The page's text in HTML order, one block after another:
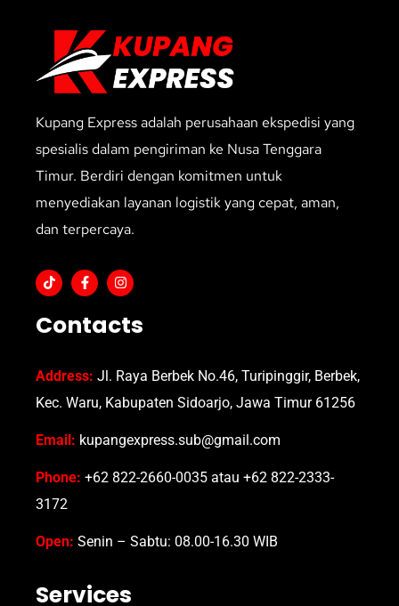
Kupang Express adalah perusahaan ekspedisi yang
spesialis dalam pengiriman ke Nusa Tenggara
Timur. Berdiri dengan komitmen untuk
menyediakan layanan logistik yang cepat, aman,
dan terpercaya.
Contacts
Address: Jl. Raya Berbek No.46, Turipinggir, Berbek,
Kec. Waru, Kabupaten Sidoarjo, Jawa Timur 61256
Email: kupangexpress.sub@gmail.com
Phone: +62 822-2660-0035 atau +62 822-2333-
3172
Open: Senin – Sabtu: 08.00-16.30 WIB
Services